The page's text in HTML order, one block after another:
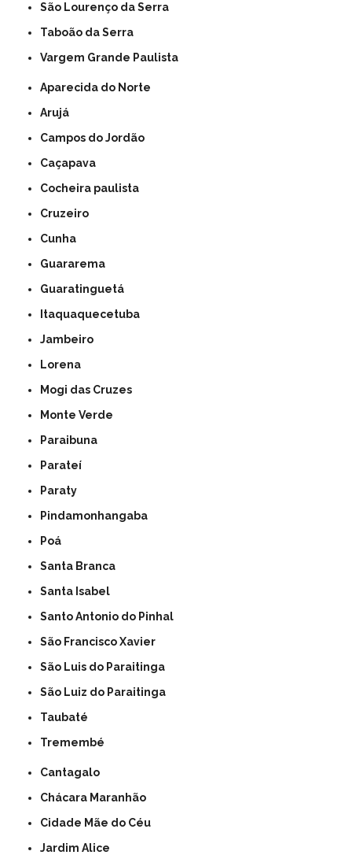
São Lourenço da Serra
Taboão da Serra
Vargem Grande Paulista
Aparecida do Norte
Arujá
Campos do Jordão
Caçapava
Cocheira paulista
Cruzeiro
Cunha
Guararema
Guaratinguetá
Itaquaquecetuba
Jambeiro
Lorena
Mogi das Cruzes
Monte Verde
Paraibuna
Parateí
Paraty
Pindamonhangaba
Poá
Santa Branca
Santa Isabel
Santo Antonio do Pinhal
São Francisco Xavier
São Luis do Paraitinga
São Luiz do Paraitinga
Taubaté
Tremembé
Cantagalo
Chácara Maranhão
Cidade Mãe do Céu
Jardim Alice